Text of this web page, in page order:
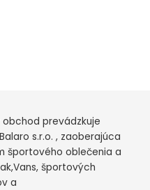
prevádzkuje
s.r.o. , zaoberajúca
športového oblečenia a
športových
a